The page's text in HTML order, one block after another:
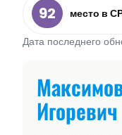
92
место в
Дата последнего
Игоревич